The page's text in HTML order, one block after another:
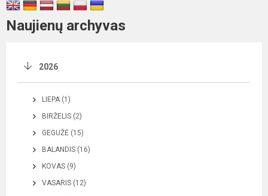
Naujienų archyvas
2026
LIEPA (1)
BIRŽELIS (2)
GEGUŽĖ (15)
BALANDIS (16)
KOVAS (9)
VASARIS (12)